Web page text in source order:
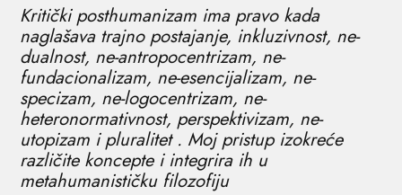
Kritički posthumanizam ima pravo kada
naglašava trajno postajanje, inkluzivnost, ne-
dualnost, ne-antropocentrizam, ne-
fundacionalizam, ne-esencijalizam, ne-
specizam, ne-logocentrizam, ne-
heteronormativnost, perspektivizam, ne-
utopizam i pluralitet . Moj pristup izokreće
različite koncepte i integrira ih u
metahumanističku filozofiju